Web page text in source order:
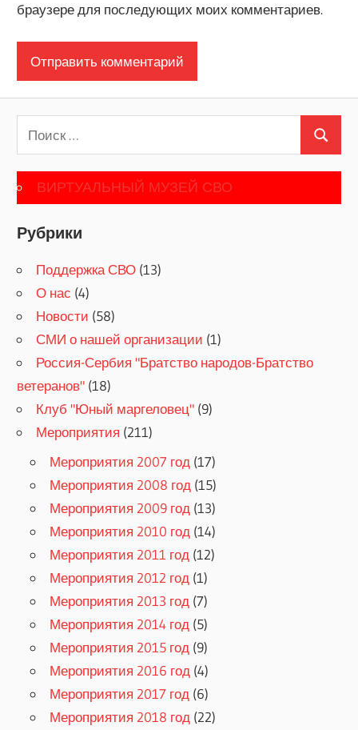
браузере для последующих моих комментариев.
Поиск
для:
Поиск
ВИРТУАЛЬНЫЙ МУЗЕЙ СВО
Рубрики
Поддержка СВО (13)
О нас (4)
Новости (58)
СМИ о нашей организации (1)
Россия-Сербия "Братство народов-Братство
ветеранов" (18)
Клуб "Юный маргеловец" (9)
Мероприятия (211)
Мероприятия 2007 год (17)
Мероприятия 2008 год (15)
Мероприятия 2009 год (13)
Мероприятия 2010 год (14)
Мероприятия 2011 год (12)
Мероприятия 2012 год (1)
Мероприятия 2013 год (7)
Мероприятия 2014 год (5)
Мероприятия 2015 год (9)
Мероприятия 2016 год (4)
Мероприятия 2017 год (6)
Мероприятия 2018 год (22)